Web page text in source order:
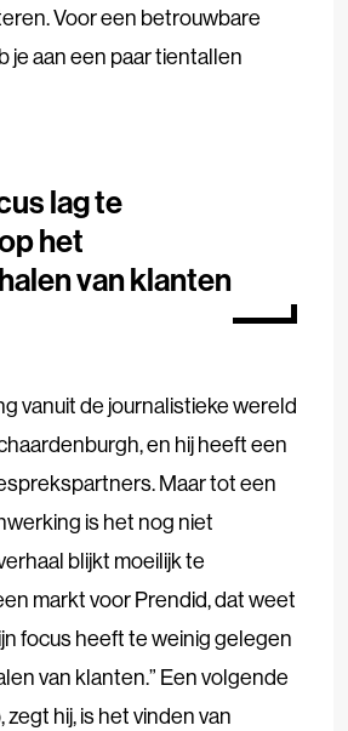
Voor een betrouwbare
je aan een paar tientallen
lag te
het
van klanten
vanuit de journalistieke wereld
en hij heeft een
Maar tot een
is het nog niet
blijkt moeilijk te
markt voor Prendid, dat weet
focus heeft te weinig gelegen
van klanten.” Een volgende
hij, is het vinden van